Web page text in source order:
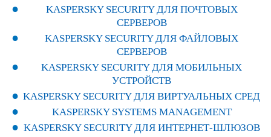
KASPERSKY SECURITY ДЛЯ ПОЧТОВЫХ
СЕРВЕРОВ
KASPERSKY SECURITY ДЛЯ ФАЙЛОВЫХ
СЕРВЕРОВ
KASPERSKY SECURITY ДЛЯ МОБИЛЬНЫХ
УСТРОЙСТВ
KASPERSKY SECURITY ДЛЯ ВИРТУАЛЬНЫХ СРЕД
KASPERSKY SYSTEMS MANAGEMENT
KASPERSKY SECURITY ДЛЯ ИНТЕРНЕТ-ШЛЮЗОВ